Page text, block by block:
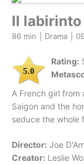
sensi
(1993)
Orjinal
BETA
Video
Kaset
Film
adet
Il labirinto
86 min Drama
5.0
Rating:
A French girl
Saigon and the
seduce the whole
Director: Joe
Creator: Leslie